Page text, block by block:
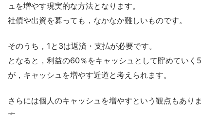
ュを増やす現実的な方法となります。
社債や出資を募っても，なかなか難しいものです。
そのうち，1と3は返済・支払が必要です。
となると，利益の60％をキャッシュとして貯めていく5
が，キャッシュを増やす近道と考えられます。
さらには個人のキャッシュを増やすという観点もありま